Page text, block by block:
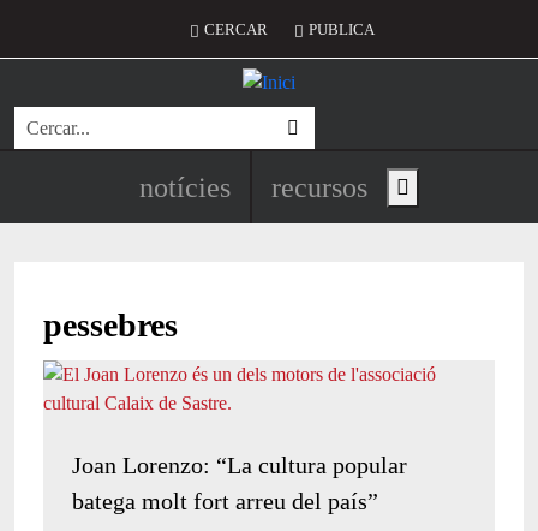
Menú del compte d'usuari
CERCAR PUBLICA
Cerca
Navegació principal de
notícies recursos Show main menu
pessebres
Joan Lorenzo: “La cultura popular
batega molt fort arreu del país”